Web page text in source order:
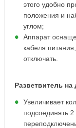
этого удобно
положения и
углом;
Аппарат
кабеля
отключать.
Разветвитель на
Увеличивает
подсоединять